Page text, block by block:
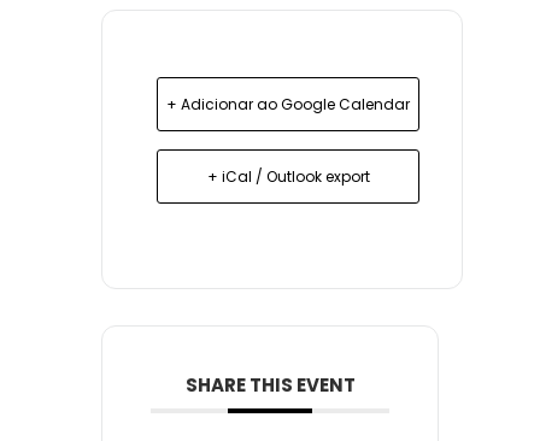
+ Adicionar ao Google Calendar
+ iCal / Outlook export
SHARE THIS EVENT